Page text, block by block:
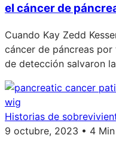
el cáncer de
Cuando Kay Zedd
cáncer de páncreas
de detección salvaron
Historias de
9 octubre, 2023 • 4 Min